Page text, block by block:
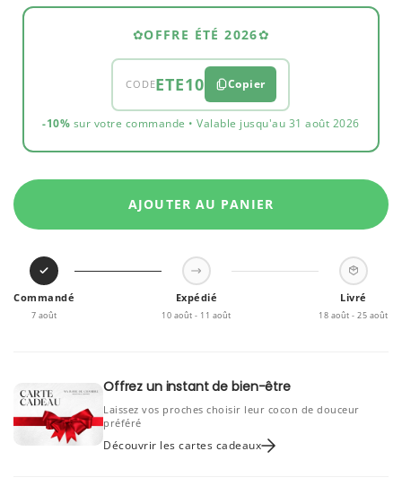
✿OFFRE ÉTÉ 2026✿
CODEETE10 Copier
-10% sur votre commande • Valable jusqu'au 31 août 2026
AJOUTER AU PANIER
Commandé
7 août
Expédié
10 août - 11 août
Livré
18 août - 25 août
Offrez un instant de bien-être
Laissez vos proches choisir leur cocon de douceur
préféré
Découvrir les cartes cadeaux